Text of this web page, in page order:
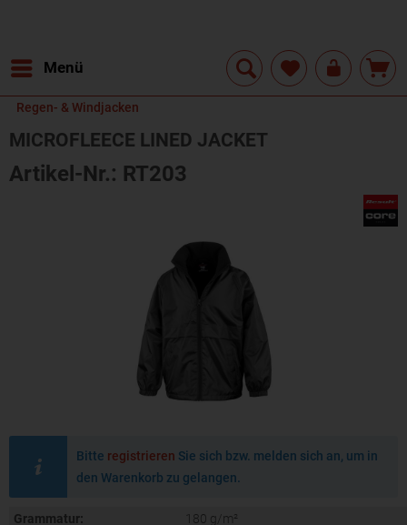
Menü
Regen- & Windjacken
MICROFLEECE LINED JACKET
Artikel-Nr.: RT203
Bitte registrieren Sie sich bzw. melden sich an, um in
den Warenkorb zu gelangen.
Grammatur:
180 g/m²